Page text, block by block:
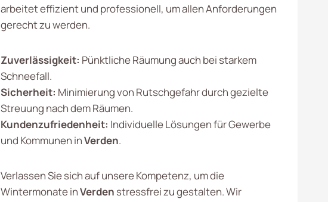
arbeitet effizient und professionell, um allen Anforderungen
gerecht zu werden.
Zuverlässigkeit: Pünktliche Räumung auch bei starkem
Schneefall.
Sicherheit: Minimierung von Rutschgefahr durch gezielte
Streuung nach dem Räumen.
Kundenzufriedenheit: Individuelle Lösungen für Gewerbe
und Kommunen inVerden.
Verlassen Sie sich auf unsere Kompetenz, um die
Wintermonate inVerden stressfrei zu gestalten. Wir